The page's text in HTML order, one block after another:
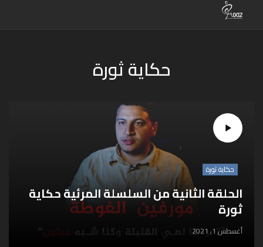
حكاية ثورة
حكاية ثورة
الحلقة الثانية من السلسلة المرئية حكاية
ثورة
أغسطس 1, 2021